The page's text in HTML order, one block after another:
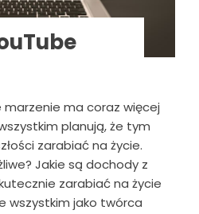
ma coraz więcej
planują, że tym
zarabiać na życie.
Jakie są dochody z
zarabiać na życie
wszystkim jako twórca